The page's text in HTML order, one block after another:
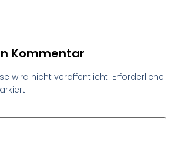
Kommentar
wird nicht veröffentlicht. Erforderliche